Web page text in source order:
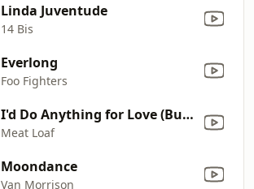
Linda Juventude
14 Bis
Everlong
Foo Fighters
I'd Do Anything for Love (But I Won't Do That) [Single Edit]
Meat Loaf
Moondance
Van Morrison